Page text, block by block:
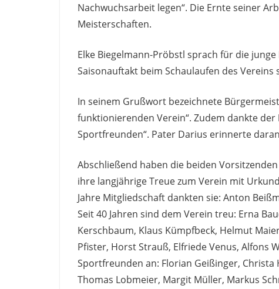
Nachwuchsarbeit legen“. Die Ernte seiner
Meisterschaften.
Elke Biegelmann-Pröbstl sprach für die
Saisonauftakt beim Schaulaufen des Vereins
In seinem Grußwort bezeichnete
funktionierenden Verein“. Zudem dankte
Sportfreunden“. Pater Darius erinnerte
Abschließend haben die beiden
ihre langjährige Treue zum Verein mit
Jahre Mitgliedschaft dankten sie: Anton
Seit 40 Jahren sind dem Verein treu: Erna
Kerschbaum, Klaus Kümpfbeck, Helmut
Pfister, Horst Strauß, Elfriede Venus, Alfons
Sportfreunden an: Florian Geißinger,
Thomas Lobmeier, Margit Müller, Markus